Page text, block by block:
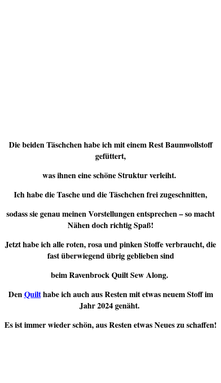
Die beiden Täschchen habe ich mit einem Rest Baumwollstoff
gefüttert,
was ihnen eine schöne Struktur verleiht.
Ich habe die Tasche und die Täschchen frei zugeschnitten,
sodass sie genau meinen Vorstellungen entsprechen – so macht
Nähen doch richtig Spaß!
Jetzt habe ich alle roten, rosa und pinken Stoffe verbraucht, die
fast überwiegend übrig geblieben sind
beim Ravenbrock Quilt Sew Along.
DenQuilthabe ich auch aus Resten mit etwas neuem Stoff im
Jahr 2024 genäht.
Es ist immer wieder schön, aus Resten etwas Neues zu schaffen!